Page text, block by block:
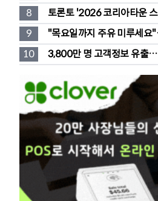
거…훔친 물건 재유통
8
토론토 '2026 코리아타운
9
"목요일까지 주유 미루세
예고
10
3,800만 명 고객정보 유출
집단소송 직면